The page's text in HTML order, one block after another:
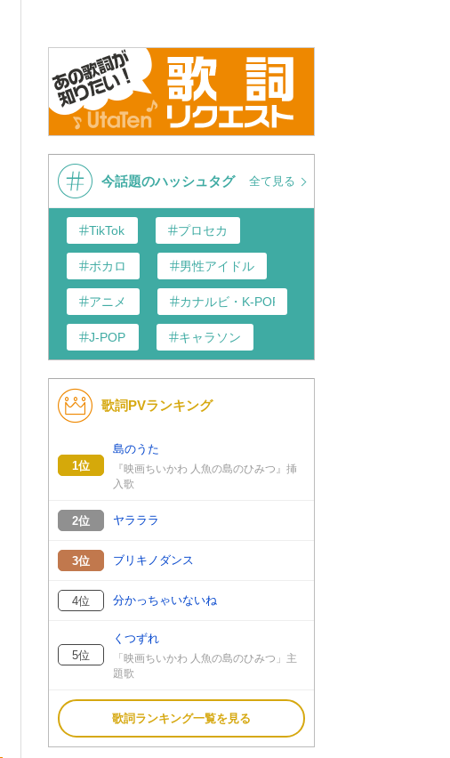
今話題のハッシュタグ 全て見る
TikTok プロセカ
ボカロ 男性アイドル
アニメ カナルビ・K-POP和訳
J-POP キャラソン
K-POP 洋楽
バンド
VTuber
歌詞PVランキング
1位
島のうた
『映画ちいかわ 人魚の島のひみつ』挿
入歌
2位 ヤラララ
3位 ブリキノダンス
4位 分かっちゃいないね
5位
くつずれ
「映画ちいかわ 人魚の島のひみつ」主
題歌
歌詞ランキング一覧を見る